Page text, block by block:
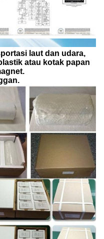
laut dan udara,
atau kotak papan